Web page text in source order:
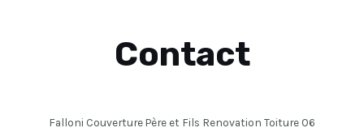
Contact
Falloni Couverture Père et Fils Renovation Toiture 06